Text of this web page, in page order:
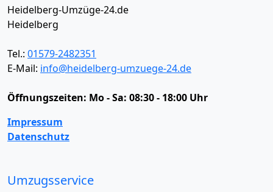
Heidelberg-Umzüge-24.de
Heidelberg
Tel.: 01579-2482351
E-Mail: info@heidelberg-umzuege-24.de
Öffnungszeiten: Mo - Sa: 08:30 - 18:00 Uhr
Impressum
Datenschutz
Umzugsservice